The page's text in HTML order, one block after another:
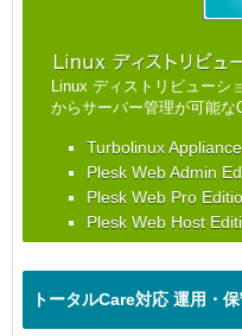
Linux ディストリビューシ
からサーバー管理が可能な
Turbolinux
Plesk Web Admin
Plesk Web Pro
Plesk Web Host
トータルCare対応 運用・